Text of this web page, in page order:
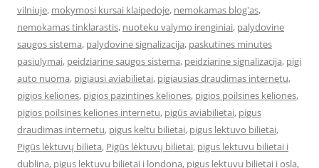
vilniuje, mokymosi kursai klaipedoje, nemokamas blog'as,
nemokamas tinklarastis, nuoteku valymo irenginiai, palydovine
saugos sistema, palydovine signalizacija, paskutines minutes
pasiulymai, peidziarine saugos sistema, peidziarine signalizacija, pigi
auto nuoma, pigiausi aviabilietai, pigiausias draudimas internetu,
pigios keliones, pigios pazintines keliones, pigios poilsines keliones,
pigios poilsines keliones internetu, pigūs aviabilietai, pigus
draudimas internetu, pigus keltu bilietai, pigus lektuvo bilietai,
Pigūs lėktuvų bilieta, Pigūs lėktuvų bilietai, pigus lektuvu bilietai i
dublina, pigus lektuvu bilietai i londona, pigus lektuvu bilietai i osla,